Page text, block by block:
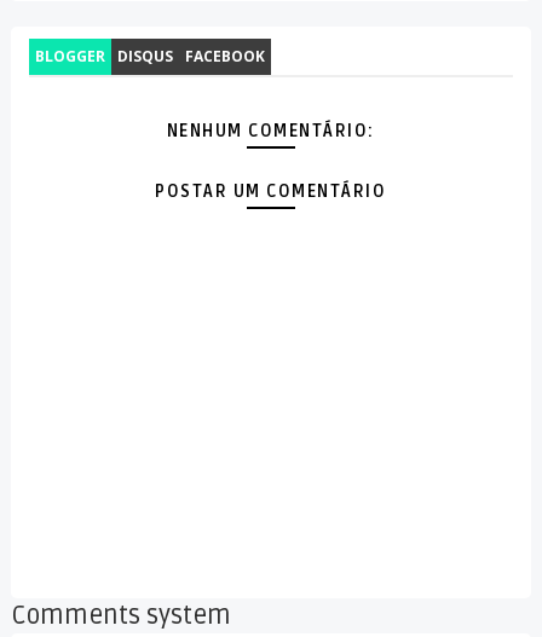
BLOGGER DISQUS FACEBOOK
NENHUM COMENTÁRIO:
POSTAR UM COMENTÁRIO
Comments system